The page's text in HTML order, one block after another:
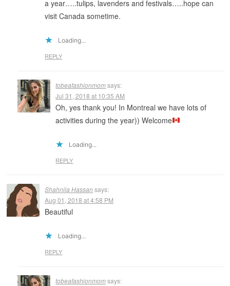
a year…..tulips, lavenders and festivals…..hope can
visit Canada sometime.
Loading...
REPLY
tobeafashionmom says:
Jul 31, 2018 at 10:35 AM
Oh, yes thank you! In Montreal we have lots of
activities during the year)) Welcome
Loading...
REPLY
Shahnila Hassan says:
Aug 01, 2018 at 4:58 PM
Beautiful
Loading...
REPLY
tobeafashionmom says: